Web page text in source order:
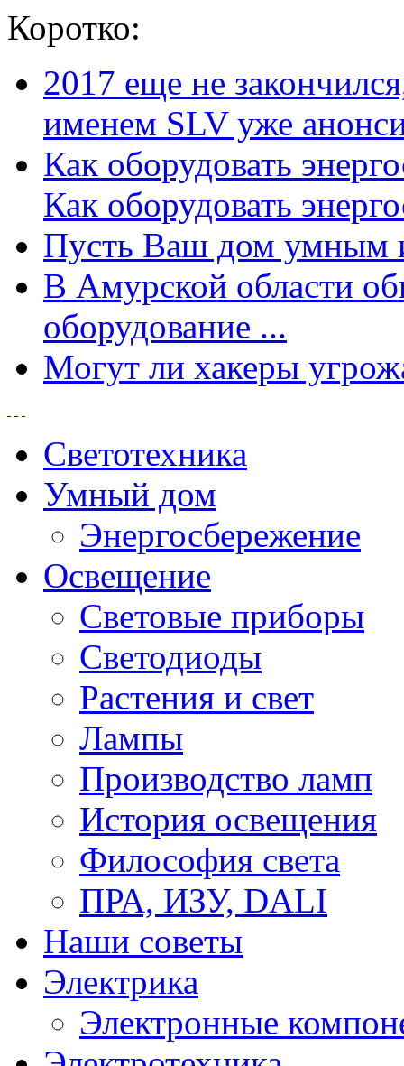
Коротко:
2017 еще не
именем SLV уже
Как оборудовать
Как оборудовать
Пусть Ваш дом умным
В Амурской области
оборудование ...
Могут ли хакеры
Светотехника
Умный дом
Энергосбережение
Освещение
Световые приборы
Светодиоды
Растения и свет
Лампы
Производство ламп
История освещения
Философия света
ПРА, ИЗУ, DALI
Наши советы
Электрика
Электронные